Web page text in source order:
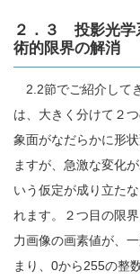
２．３ 投影光学
術的限界の解消
2.2節でご紹介して
は、大きく分けて２
象面がなだらかに形
ますが、急激な変化
いう仮定が成り立た
れます。２つ目の限
力画像の画素値が、
まり、0から255の整